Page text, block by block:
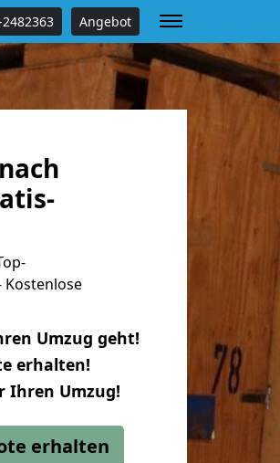
Angebot
Kostenlose
Umzug geht!
erhalten!
Ihren Umzug!
erhalten